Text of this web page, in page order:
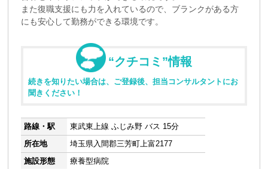
また復職支援にも力を入れているので、ブランクがある方
にも安心して勤務ができる環境です。
“クチコミ”情報
続きを知りたい場合は、ご登録後、担当コンサルタントにお
聞きください！
路線・駅
東武東上線 ふじみ野 バス 15分
所在地
埼玉県入間郡三芳町上富2177
施設形態
療養型病院